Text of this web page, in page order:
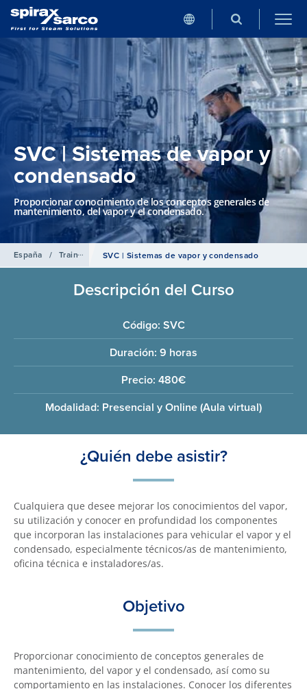
SVC | Sistemas de vapor y
condensado
Proporcionar conocimiento de los conceptos generales de
mantenimiento, del vapor y el condensado.
España / Training SVC | Sistemas de vapor y condensado
Descripción del Curso
Código: SVC
Duración: 9 horas
Precio: 480€
Modalidad: Presencial y Online (Aula virtual)
¿Quién debe asistir?
Cualquiera que desee mejorar los conocimientos del vapor,
su utilización y conocer en profundidad los componentes
que incorporan las instalaciones para vehicular el vapor y el
condensado, especialmente técnicos/as de mantenimiento,
oficina técnica e instaladores/as.
Objetivo
Proporcionar conocimiento de conceptos generales de
mantenimiento, del vapor y el condensado, así como su
comportamiento en las instalaciones. Conocer los diferentes